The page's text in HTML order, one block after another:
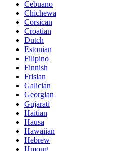
Cebuano
Chichewa
Corsican
Croatian
Dutch
Estonian
Filipino
Finnish
Frisian
Galician
Georgian
Gujarati
Haitian
Hausa
Hawaiian
Hebrew